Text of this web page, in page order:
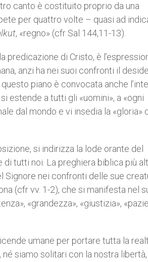
canto è costituito proprio da una
per quattro volte – quasi ad
, «regno» (cfr Sal 144,11-13).
di Cristo, è
anzi ha nei suoi confronti il
piano è convocata anche
estende a tutti gli «uomini», a «ogni
dal mondo e vi insedia la «gloria»
si indirizza la lode orante del
tutti noi. La preghiera biblica più
Signore nei confronti delle sue
(cfr vv. 1-2), che si manifesta nel
«grandezza», «giustizia»,
umane per portare tutta la
siamo solitari con la nostra